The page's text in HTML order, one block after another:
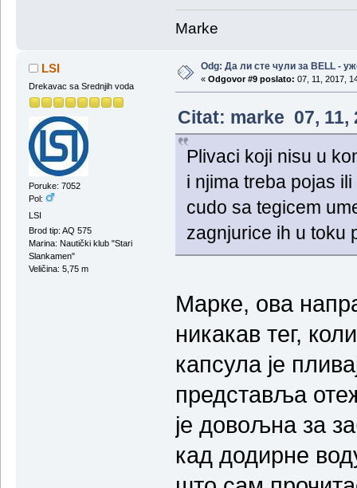
Marke
LSI
Drekavac sa Srednjih voda
Poruke: 7052
Pol:
LSI
Brod tip: AQ 575
Marina: Nautički klub "Stari
Slankamen"
Veličina: 5,75 m
Odg: Да ли сте чули за BELL -
« Odgovor #9 poslato: 07, 11, 2017,
Citat: marke 07, 11,
Plivaci koji nisu u
i njima treba pojas
cudo sa tegicem
zagnjurice ih u
Марке, ова
никакав тег,
капсула је
представља
је довољна за
кад додирне